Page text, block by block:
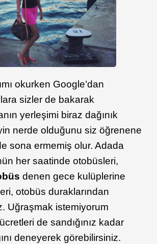
okurken Google’dan
sizler de bakarak
yerleşimi biraz dağınık
nerde olduğunu siz öğrenene
sona ermemiş olur. Adada
her saatinde otobüsleri,
denen gece kulüplerine
otobüs duraklarından
Uğraşmak istemiyorum
de sandığınız kadar
deneyerek görebilirsiniz.